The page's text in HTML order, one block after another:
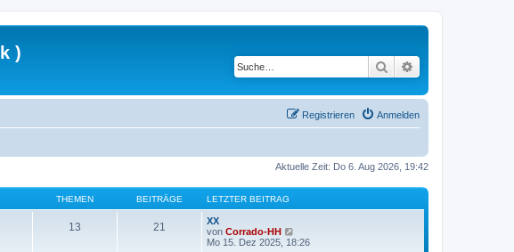
)
Suche
Anmelden
Registrieren
Aktuelle Zeit: Do 6. Aug 2026, 19:42
THEMEN BEITRÄGE LETZTER BEITRAG
13 21
XX
von Corrado-HH
e
Mo 15. Dez 2025, 18:26